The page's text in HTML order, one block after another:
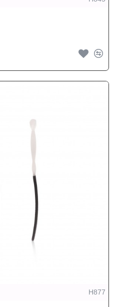
H877